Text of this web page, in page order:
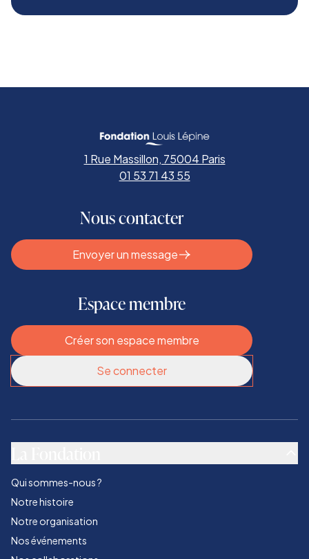
1 Rue Massillon, 75004 Paris
01 53 71 43 55
Nous contacter
Envoyer un message
Espace membre
Créer son espace membre
Se connecter
Qui sommes-nous ?
Notre histoire
Notre organisation
Nos événements